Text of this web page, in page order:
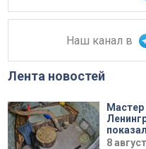
Наш канал в
Лента новостей
Мастер
Ричард
8